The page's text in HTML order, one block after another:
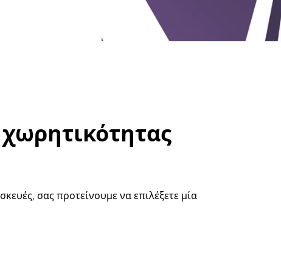
σας προτείνουμε να επιλέξετε μία